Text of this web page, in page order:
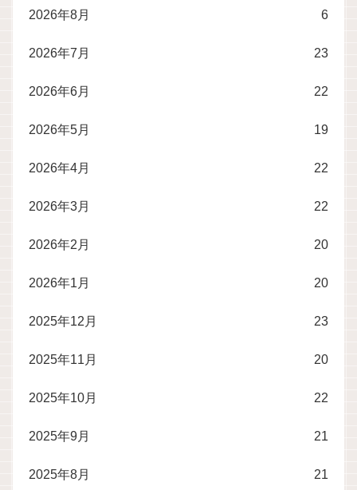
2026年8月 6
2026年7月 23
2026年6月 22
2026年5月 19
2026年4月 22
2026年3月 22
2026年2月 20
2026年1月 20
2025年12月 23
2025年11月 20
2025年10月 22
2025年9月 21
2025年8月 21